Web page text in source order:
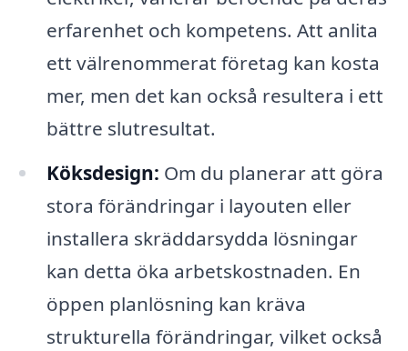
erfarenhet och kompetens. Att anlita
ett välrenommerat företag kan kosta
mer, men det kan också resultera i ett
bättre slutresultat.
Köksdesign: Om du planerar att göra
stora förändringar i layouten eller
installera skräddarsydda lösningar
kan detta öka arbetskostnaden. En
öppen planlösning kan kräva
strukturella förändringar, vilket också